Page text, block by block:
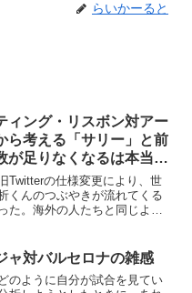
らいかーると
ィング・リスボン対アー
ら考える「サリー」と前
が足りなくなるは本当か
Twitterの仕様変更により、世
くんのつぶやきが流れてくる
た。海外の人たちと同じよう
も頓珍漢なことを言うんだな
うか、...
ャ対バルセロナの雑感
のように自分が試合を見てい